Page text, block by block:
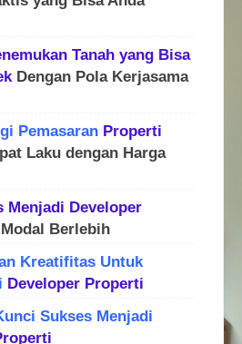
Tanah yang Bisa
Dengan Pola Kerjasama
Pemasaran Properti
Laku dengan Harga
Menjadi Developer
Berlebih
Kreatifitas Untuk
Developer Properti
Sukses Menjadi